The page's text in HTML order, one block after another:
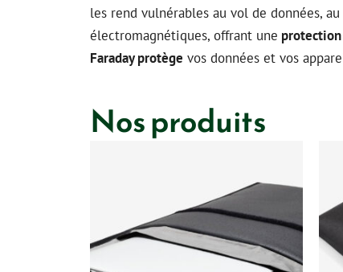
les rend vulnérables au vol de données,
électromagnétiques, offrant une
Faraday protège vos données et vos
Nos produits